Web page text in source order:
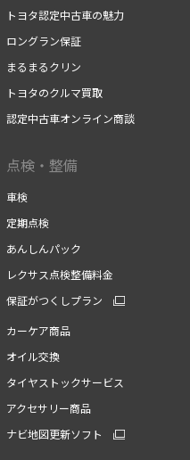
トヨタ認定中古車の魅力
ロングラン保証
まるまるクリン
トヨタのクルマ買取
認定中古車オンライン商談
点検・整備
車検
定期点検
あんしんパック
レクサス点検整備料金
保証がつくしプラン
カーケア商品
オイル交換
タイヤストックサービス
アクセサリー商品
ナビ地図更新ソフト